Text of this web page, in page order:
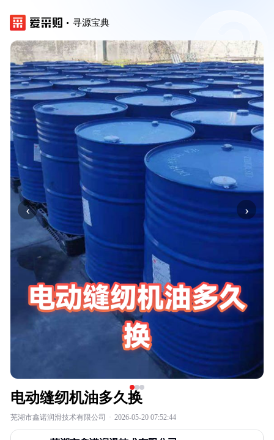
寻源宝典
‹ ›
电动缝纫机油多久换
芜湖市鑫诺润滑技术有限公司 · 2026-05-20 07:52:44